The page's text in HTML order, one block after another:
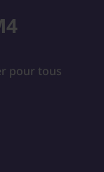
pour tous